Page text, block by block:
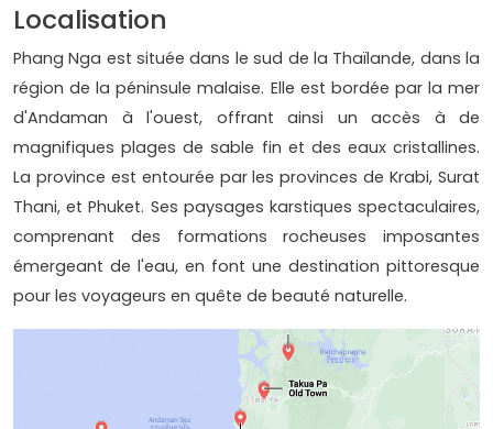
Localisation
Phang Nga est située dans le sud de la Thaïlande, dans la
région de la péninsule malaise. Elle est bordée par la mer
d'Andaman à l'ouest, offrant ainsi un accès à de
magnifiques plages de sable fin et des eaux cristallines.
La province est entourée par les provinces de Krabi, Surat
Thani, et Phuket. Ses paysages karstiques spectaculaires,
comprenant des formations rocheuses imposantes
émergeant de l'eau, en font une destination pittoresque
pour les voyageurs en quête de beauté naturelle.